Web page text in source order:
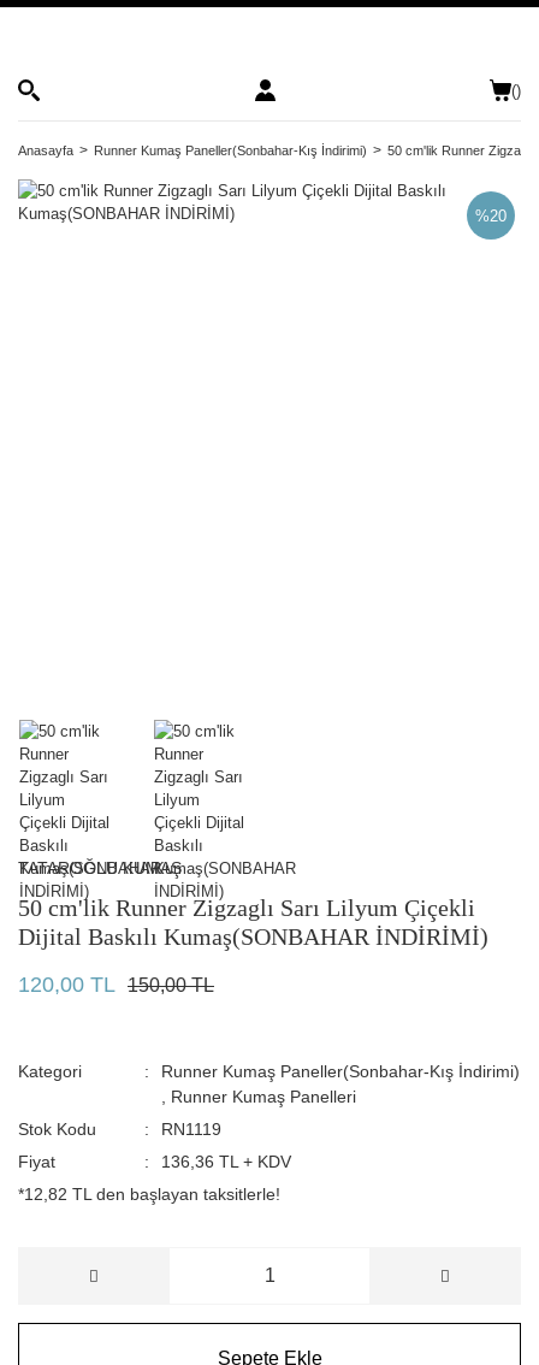
()
Anasayfa Runner Kumaş Paneller(Sonbahar-Kış İndirimi) 50 cm'lik Runner Zigzaglı
%20
TATAROĞLU KUMAŞ
50 cm'lik Runner Zigzaglı Sarı Lilyum Çiçekli
Dijital Baskılı Kumaş(SONBAHAR İNDİRİMİ)
120,00 TL 150,00 TL
Kategori
Runner Kumaş Paneller(Sonbahar-Kış İndirimi)
Runner Kumaş Panelleri
Stok Kodu
RN1119
Fiyat
136,36 TL + KDV
*12,82 TL den başlayan taksitlerle!
Sepete Ekle